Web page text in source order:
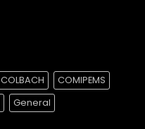
COLBACH
COMIPEMS
General